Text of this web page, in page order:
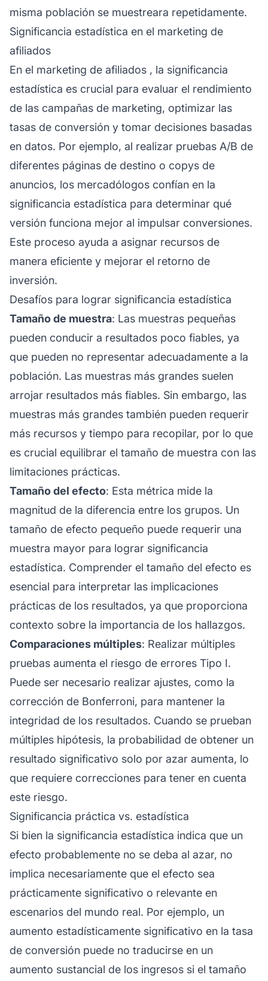
misma población se muestreara repetidamente.
Significancia estadística en el marketing de
afiliados
En el marketing de afiliados , la significancia
estadística es crucial para evaluar el rendimiento
de las campañas de marketing, optimizar las
tasas de conversión y tomar decisiones basadas
en datos. Por ejemplo, al realizar pruebas A/B de
diferentes páginas de destino o copys de
anuncios, los mercadólogos confían en la
significancia estadística para determinar qué
versión funciona mejor al impulsar conversiones.
Este proceso ayuda a asignar recursos de
manera eficiente y mejorar el retorno de
inversión.
Desafíos para lograr significancia estadística
Tamaño de muestra: Las muestras pequeñas
pueden conducir a resultados poco fiables, ya
que pueden no representar adecuadamente a la
población. Las muestras más grandes suelen
arrojar resultados más fiables. Sin embargo, las
muestras más grandes también pueden requerir
más recursos y tiempo para recopilar, por lo que
es crucial equilibrar el tamaño de muestra con las
limitaciones prácticas.
Tamaño del efecto: Esta métrica mide la
magnitud de la diferencia entre los grupos. Un
tamaño de efecto pequeño puede requerir una
muestra mayor para lograr significancia
estadística. Comprender el tamaño del efecto es
esencial para interpretar las implicaciones
prácticas de los resultados, ya que proporciona
contexto sobre la importancia de los hallazgos.
Comparaciones múltiples: Realizar múltiples
pruebas aumenta el riesgo de errores Tipo I.
Puede ser necesario realizar ajustes, como la
corrección de Bonferroni, para mantener la
integridad de los resultados. Cuando se prueban
múltiples hipótesis, la probabilidad de obtener un
resultado significativo solo por azar aumenta, lo
que requiere correcciones para tener en cuenta
este riesgo.
Significancia práctica vs. estadística
Si bien la significancia estadística indica que un
efecto probablemente no se deba al azar, no
implica necesariamente que el efecto sea
prácticamente significativo o relevante en
escenarios del mundo real. Por ejemplo, un
aumento estadísticamente significativo en la tasa
de conversión puede no traducirse en un
aumento sustancial de los ingresos si el tamaño